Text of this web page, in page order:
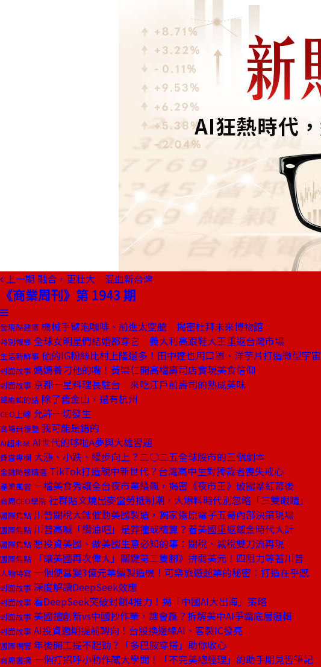
上一期 融合，更壯大 混血新台灣
《商業周刊》第 1943 期
發現酷建築 機械手臂泡咖啡、前進太空艙 揭密杜拜未來博物館
特別報導 全球女明星們結婚都穿它 義大利高跟鞋大王重返台灣市場
生活新鮮事 他的IG粉絲比村上隆還多！田中達也用口罩、洋芋片打造微型宇宙
封面故事 媽媽養刁他的嘴！黃崇仁開高檔壽司店實現美食信仰
封面故事 京都一星料理長駐台 來吃江戶前壽司的熟成美味
總編輯的話 除了舊金山，還有杭州
CEO上線 允許一切發生
商場自慢塾 我可能是錯的
AI超未來 AI世代的哆啦A夢與大雄習題
費雪專欄 大漲、小跌、緩步向上？二○二五全球股市的三個劇本
金融時報精選 TikTok打造親中新世代？台灣高中生對獨裁者喪失戒心
產業風雲 一檔美食秀讓全台夜市業績飆，揭密《夜市王》破圈暴紅幕後
商周CEO學院 社群貼文燒出麥當勞抵制潮，大爆料時代別忽略「三雙眼睛」
國際焦點 川普關稅大錘催動美國製造，獨家還原電子五哥內部決策現場
國際焦點 川普高喊「鑽油吧」是莽撞或精算？看美國重返鍍金時代大計
國際焦點 想投資美國、做美國生意必知的事：關稅、減稅雙刀流再現
國際焦點 「讓美國再次偉大」關鍵第二隻腳》拚弱美元！四阻力等著川普
人物特寫 一個便當變3億元業績製造機！可樂旅遊超業的秘密：打造在乎感
封面故事 深度解讀DeepSeek效應
封面故事 看DeepSeek突破封鎖4推力！揭「中國AI大出海」策略
封面故事 美國擅創新vs中國抄作業，誰會贏？拆解美中AI爭霸底層邏輯
封面故事 AI投資週期提前轉向！台股換邊緣AI、客製IC發亮
國際視窗 年後開工提不起勁？「多巴胺穿搭」助你收心
商周書摘 一個打招呼小動作藏大學問！「不完美總經理」的助手期見習筆記